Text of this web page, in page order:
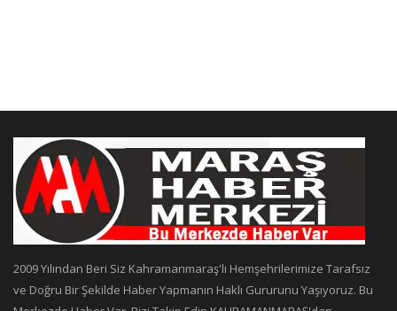
2009 Yılından Beri Siz Kahramanmaraş'lı Hemşehrilerimize Tarafsız
ve Doğru Bir Şekilde Haber Yapmanın Haklı Gururunu Yaşıyoruz. Bu